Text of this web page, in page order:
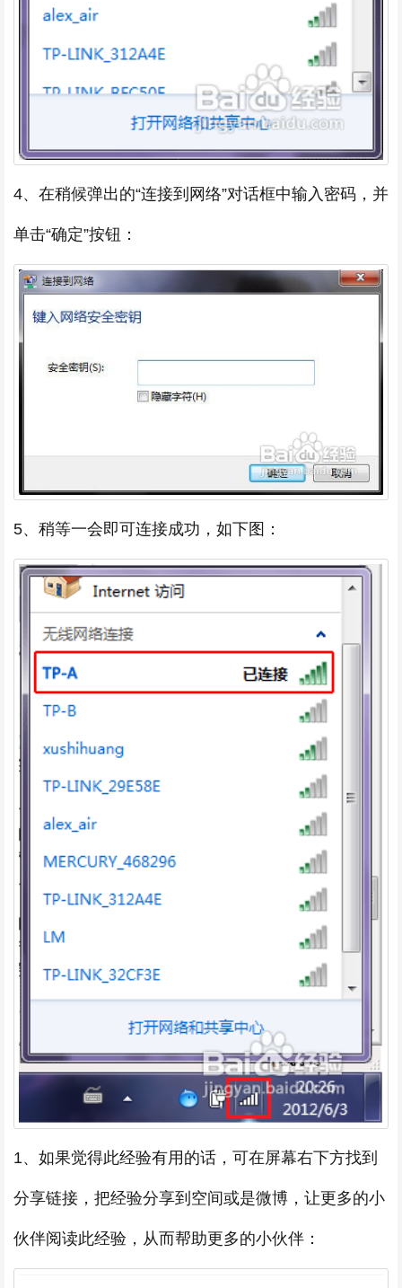
4、在稍候弹出的“连接到网络”对话框中输入密码，并
单击“确定”按钮：
5、稍等一会即可连接成功，如下图：
1、如果觉得此经验有用的话，可在屏幕右下方找到
分享链接，把经验分享到空间或是微博，让更多的小
伙伴阅读此经验，从而帮助更多的小伙伴：